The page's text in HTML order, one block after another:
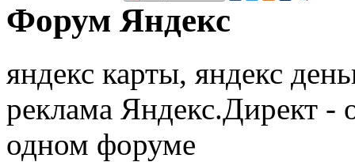
Форум Яндекс
яндекс карты, яндекс
реклама Яндекс.Директ -
одном форуме